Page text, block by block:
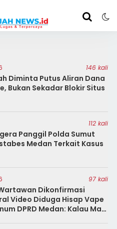
146 kali
Diminta Putus Aliran Dana
Bukan Sekadar Blokir Situs
112 kali
Panggil Polda Sumut
Medan Terkait Kasus
97 kali
Dikonfirmasi
Video Diduga Hisap Vape
DPRD Medan: Kalau Mau